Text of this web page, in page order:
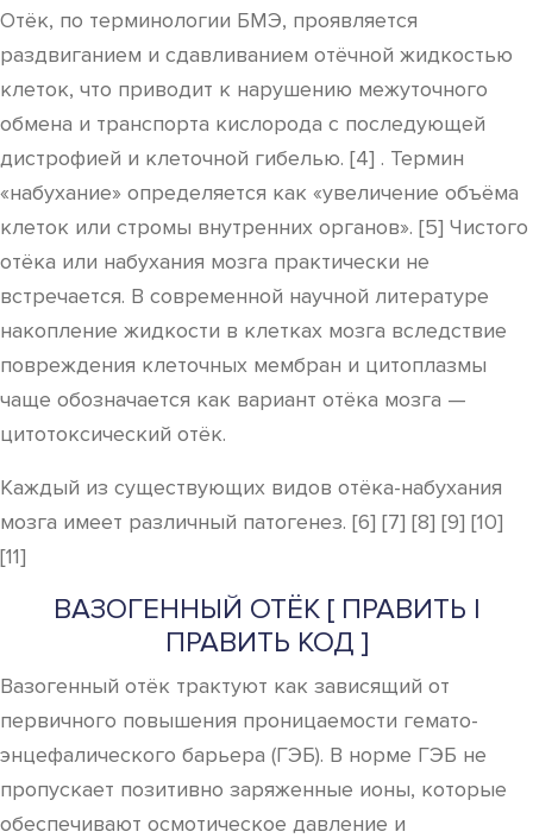
Отёк, по терминологии БМЭ, проявляется
раздвиганием и сдавливанием отёчной жидкостью
клеток, что приводит к нарушению межуточного
обмена и транспорта кислорода с последующей
дистрофией и клеточной гибелью. [4] . Термин
«набухание» определяется как «увеличение объёма
клеток или стромы внутренних органов». [5] Чистого
отёка или набухания мозга практически не
встречается. В современной научной литературе
накопление жидкости в клетках мозга вследствие
повреждения клеточных мембран и цитоплазмы
чаще обозначается как вариант отёка мозга —
цитотоксический отёк.
Каждый из существующих видов отёка-набухания
мозга имеет различный патогенез. [6] [7] [8] [9] [10]
[11]
ВАЗОГЕННЫЙ ОТЁК [ ПРАВИТЬ |
ПРАВИТЬ КОД ]
Вазогенный отёк трактуют как зависящий от
первичного повышения проницаемости гемато-
энцефалического барьера (ГЭБ). В норме ГЭБ не
пропускает позитивно заряженные ионы, которые
обеспечивают осмотическое давление и